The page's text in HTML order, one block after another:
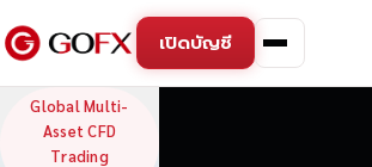
เปิดบัญชี
GoFX — Global
Global Multi-
Asset CFD
Trading